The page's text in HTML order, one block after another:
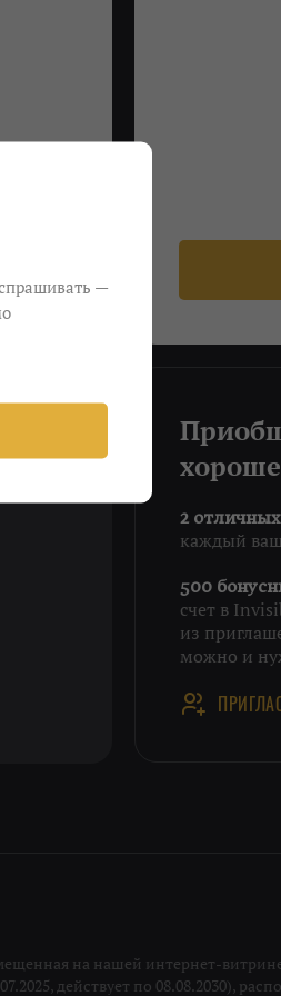
2
каждый
500
счет в
из
можно и
на нашей интернет-
действует по 08.08.2030),
—